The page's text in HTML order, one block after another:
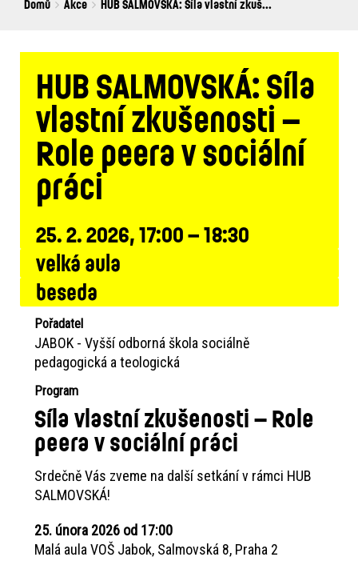
Breadcrumbs
You
Domů Akce HUB SALMOVSKÁ: Síla vlastní zkuš...
HUB SALMOVSKÁ: Síla
vlastní zkušenosti –
Role peera v sociální
práci
25. 2. 2026, 17:00 – 18:30
velká aula
beseda
Pořadatel
JABOK - Vyšší odborná škola sociálně
pedagogická a teologická
Program
Síla vlastní zkušenosti – Role
peera v sociální práci
Srdečně Vás zveme na další setkání v rámci HUB
SALMOVSKÁ!
25. února 2026 od 17:00
Malá aula VOŠ Jabok, Salmovská 8, Praha 2